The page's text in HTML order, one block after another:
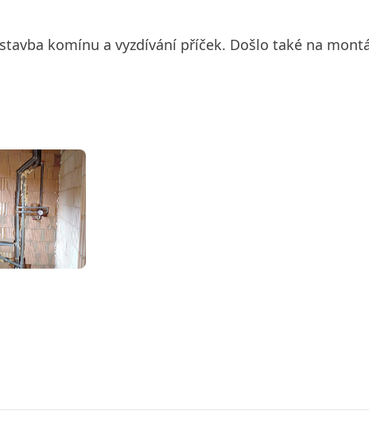
komínu a vyzdívání příček. Došlo také na